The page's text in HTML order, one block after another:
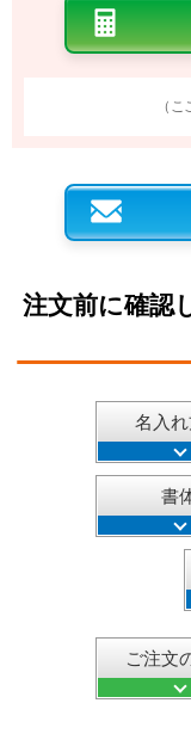
（
注文前に確認
名入
書
ご注文